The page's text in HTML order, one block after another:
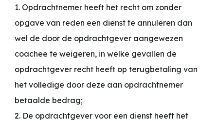
1. Opdrachtnemer heeft het recht om zonder
opgave van reden een dienst te annuleren dan
wel de door de opdrachtgever aangewezen
coachee te weigeren, in welke gevallen de
opdrachtgever recht heeft op terugbetaling van
het volledige door deze aan opdrachtnemer
betaalde bedrag;
2. De opdrachtgever voor een dienst heeft het